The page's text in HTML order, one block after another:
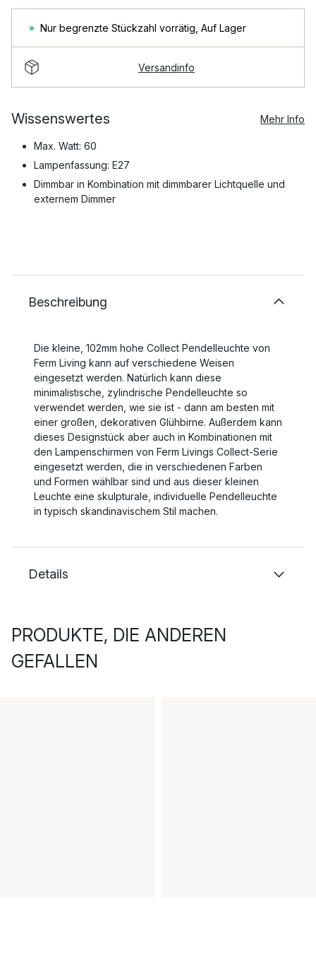
Nur begrenzte Stückzahl vorrätig Auf Lager
Versandinfo
Wissenswertes Mehr Info
Max. Watt: 60
Lampenfassung: E27
Dimmbar in Kombination mit dimmbarer Lichtquelle und
externem Dimmer
Beschreibung
Die kleine, 102mm hohe Collect Pendelleuchte von
Ferm Living kann auf verschiedene Weisen
eingesetzt werden. Natürlich kann diese
minimalistische, zylindrische Pendelleuchte so
verwendet werden, wie sie ist - dann am besten mit
einer großen, dekorativen Glühbirne. Außerdem kann
dieses Designstück aber auch in Kombinationen mit
den Lampenschirmen von Ferm Livings Collect-Serie
eingesetzt werden, die in verschiedenen Farben
und Formen wählbar sind und aus dieser kleinen
Leuchte eine skulpturale, individuelle Pendelleuchte
in typisch skandinavischem Stil machen.
Details
PRODUKTE, DIE ANDEREN
GEFALLEN